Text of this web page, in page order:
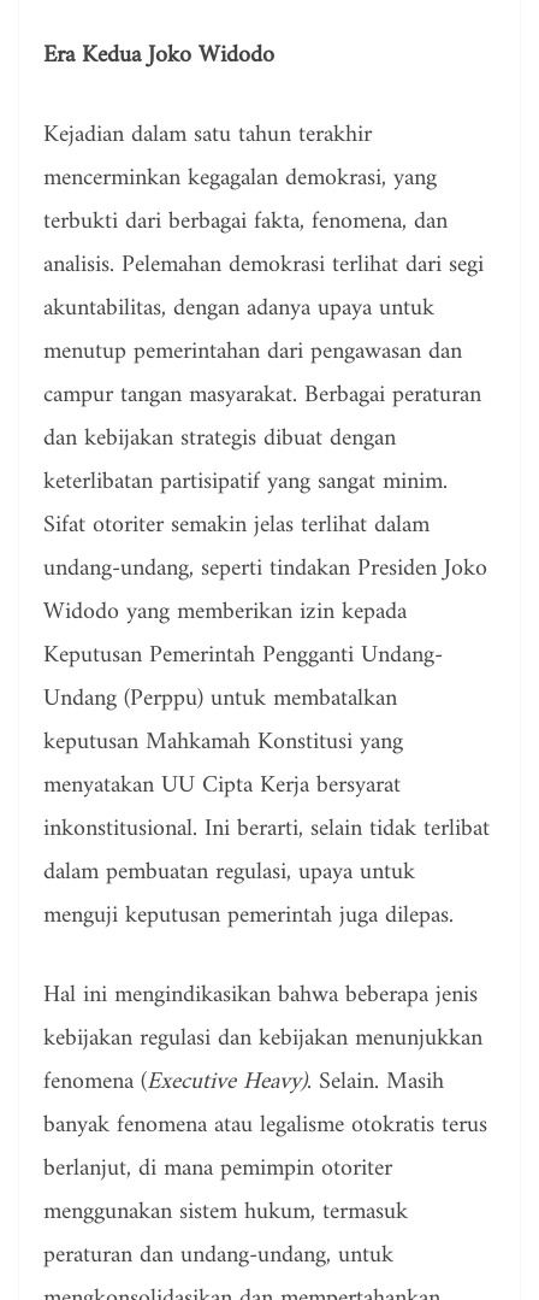
Era Kedua Joko Widodo
Kejadian dalam satu tahun terakhir
mencerminkan kegagalan demokrasi, yang
terbukti dari berbagai fakta, fenomena, dan
analisis. Pelemahan demokrasi terlihat dari segi
akuntabilitas, dengan adanya upaya untuk
menutup pemerintahan dari pengawasan dan
campur tangan masyarakat. Berbagai peraturan
dan kebijakan strategis dibuat dengan
keterlibatan partisipatif yang sangat minim.
Sifat otoriter semakin jelas terlihat dalam
undang-undang, seperti tindakan Presiden Joko
Widodo yang memberikan izin kepada
Keputusan Pemerintah Pengganti Undang-
Undang (Perppu) untuk membatalkan
keputusan Mahkamah Konstitusi yang
menyatakan UU Cipta Kerja bersyarat
inkonstitusional. Ini berarti, selain tidak terlibat
dalam pembuatan regulasi, upaya untuk
menguji keputusan pemerintah juga dilepas.
Hal ini mengindikasikan bahwa beberapa jenis
kebijakan regulasi dan kebijakan menunjukkan
fenomena (Executive Heavy). Selain. Masih
banyak fenomena atau legalisme otokratis terus
berlanjut, di mana pemimpin otoriter
menggunakan sistem hukum, termasuk
peraturan dan undang-undang, untuk